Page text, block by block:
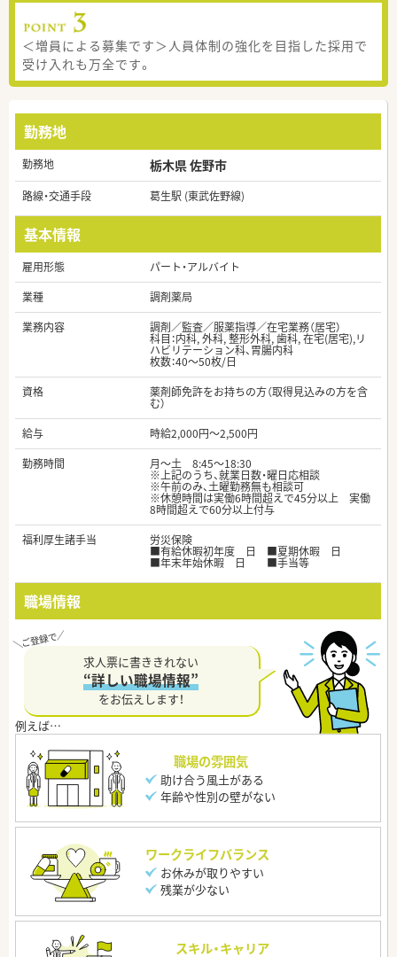
＜増員による募集です＞人員体制の強化を目指した採用で
受け入れも万全です。
勤務地
勤務地 栃木県 佐野市
路線・交通手段 葛生駅 (東武佐野線)
基本情報
雇用形態
パート・アルバイト
業種
調剤薬局
業務内容
調剤／監査／服薬指導／在宅業務（居宅）
科目：内科, 外科, 整形外科, 歯科, 在宅(居宅),リ
ハビリテーション科、胃腸内科
枚数：40～50枚/日
資格
薬剤師免許をお持ちの方（取得見込みの方を含
む）
給与
時給2,000円～2,500円
勤務時間
月～土 8:45～18:30
※上記のうち、就業日数・曜日応相談
※午前のみ、土曜勤務無も相談可
※休憩時間は実働6時間超えで45分以上 実働
8時間超えで60分以上付与
福利厚生諸手当
労災保険
■有給休暇初年度 日 ■夏期休暇 日
■年末年始休暇 日 ■手当等
職場情報
求人票に書ききれない
“詳しい職場情報”
をお伝えします！
職場の雰囲気
助け合う風土がある
年齢や性別の壁がない
ワークライフバランス
お休みが取りやすい
残業が少ない
スキル・キャリア